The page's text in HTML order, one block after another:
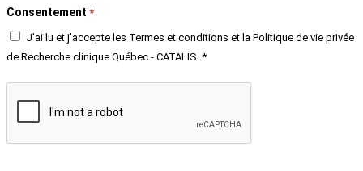
Consentement *
J'ai lu et j'accepte les Termes et conditions et la Politique de vie privée
de Recherche clinique Québec - CATALIS. *